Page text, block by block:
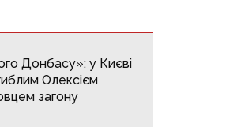
Донбасу»: у Києві
Олексієм
загону